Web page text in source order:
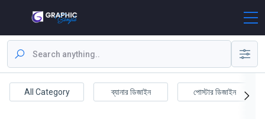
All Category ব্যানার ডিজাইন পোস্টার ডিজাইন